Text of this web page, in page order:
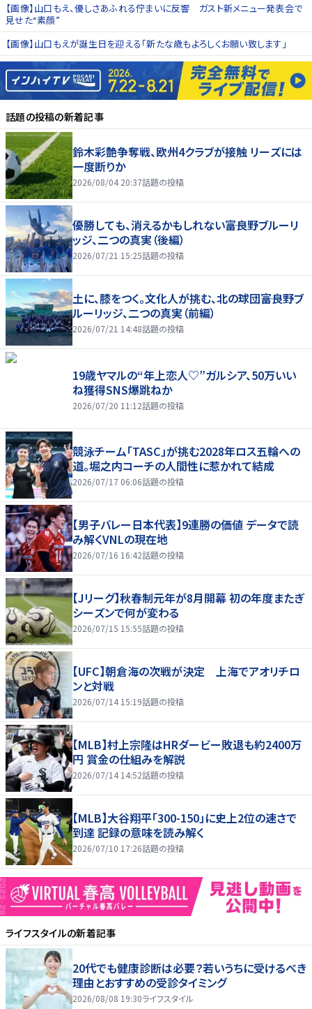
【画像】山口もえ、優しさあふれる佇まいに反響 ガスト新メニュー発表会で
見せた“素顔”
【画像】山口もえが誕生日を迎える「新たな歳もよろしくお願い致します」
話題の投稿の新着記事
鈴木彩艶争奪戦、欧州4クラブが接触 リーズには
一度断りか
2026/08/04 20:37話題の投稿
優勝しても、消えるかもしれない――富良野ブルーリ
ッジ、二つの真実（後編）
2026/07/21 15:25話題の投稿
土に、膝をつく。文化人が挑む、北の球団――富良野ブ
ルーリッジ、二つの真実（前編）
2026/07/21 14:48話題の投稿
19歳ヤマルの“年上恋人♡”ガルシア、50万いい
ね獲得SNS爆跳ねか
2026/07/20 11:12話題の投稿
競泳チーム「TASC」が挑む2028年ロス五輪への
道。堀之内コーチの人間性に惹かれて結成
2026/07/17 06:06話題の投稿
【男子バレー日本代表】9連勝の価値 データで読
み解くVNLの現在地
2026/07/16 16:42話題の投稿
【Jリーグ】秋春制元年が8月開幕 初の年度またぎ
シーズンで何が変わる
2026/07/15 15:55話題の投稿
【UFC】朝倉海の次戦が決定 上海でアオリチロ
ンと対戦
2026/07/14 15:19話題の投稿
【MLB】村上宗隆はHRダービー敗退も約2400万
円 賞金の仕組みを解説
2026/07/14 14:52話題の投稿
【MLB】大谷翔平「300-150」に史上2位の速さで
到達 記録の意味を読み解く
2026/07/10 17:26話題の投稿
ライフスタイルの新着記事
20代でも健康診断は必要？若いうちに受けるべき
理由とおすすめの受診タイミング
2026/08/08 19:30ライフスタイル